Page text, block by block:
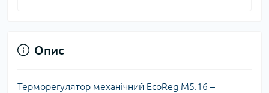
Опис
Терморегулятор механічний EcoReg M5.16 –